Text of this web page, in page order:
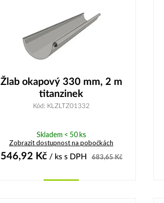
Žlab okapový 330 mm, 2 m
titanzinek
Kód: KLZLTZ01332
Skladem < 50 ks
Zobrazit dostupnost na pobočkách
546,92 Kč/ ks s DPH 683,65Kč